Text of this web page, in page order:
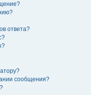
ответа?
сообщения?